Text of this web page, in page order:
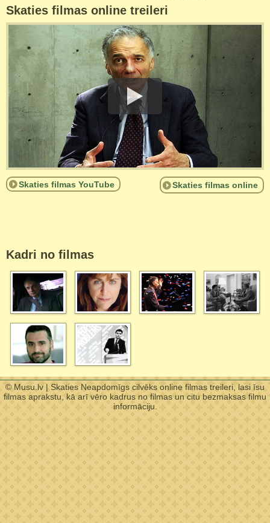
Skaties filmas online treileri
Skaties filmas online
Skaties filmas YouTube
Kadri no filmas
© Musu.lv | Skaties Neapdomīgs cilvēks online filmas treileri, lasi īsu
filmas aprakstu, kā arī vēro kadrus no filmas un citu bezmaksas filmu
informāciju.